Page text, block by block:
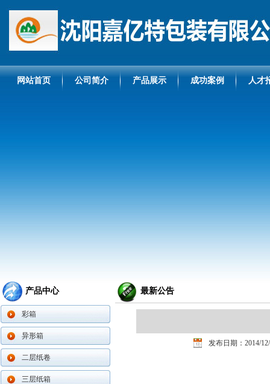
网站首页 公司简介 产品展示 成功案例 人才
产品中心
彩箱
异形箱
二层纸卷
三层纸箱
最新公告
发布日期：2014/